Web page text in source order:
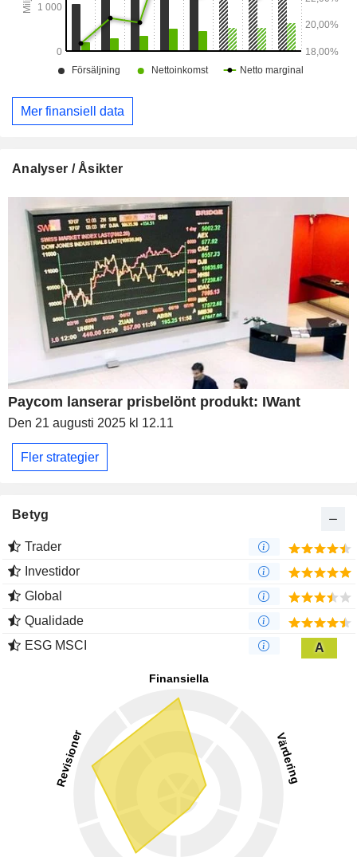
Mer finansiell data
Analyser / Åsikter
Paycom lanserar prisbelönt produkt: IWant
Den 21 augusti 2025 kl 12.11
Fler strategier
Betyg
Trader
Investidor
Global
Qualidade
ESG MSCI
A